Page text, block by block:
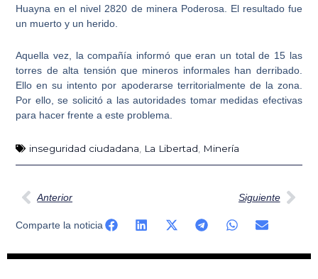
Huayna en el nivel 2820 de minera Poderosa. El resultado fue
un muerto y un herido.
Aquella vez, la compañía informó que eran un total de 15las
torres de alta tensión que mineros informales han derribado.
Ello en su intento por apoderarse territorialmente de la zona.
Por ello, se solicitó a las autoridades tomar medidas efectivas
para hacer frente a este problema.
inseguridad ciudadana La Libertad Minería
Ant
Anterior Siguiente
Comparte la noticia